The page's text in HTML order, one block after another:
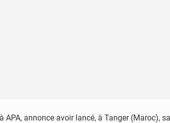
annonce avoir lancé, à Tanger (Maroc),